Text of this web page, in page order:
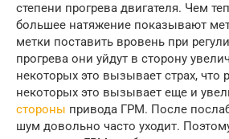
степени прогрева двигателя. Чем
большее натяжение показывают
метки поставить вровень при
прогрева они уйдут в сторону
некоторых это вызывает страх, что
некоторых это вызывает еще и
стороны привода ГРМ. После
шум довольно часто уходит.